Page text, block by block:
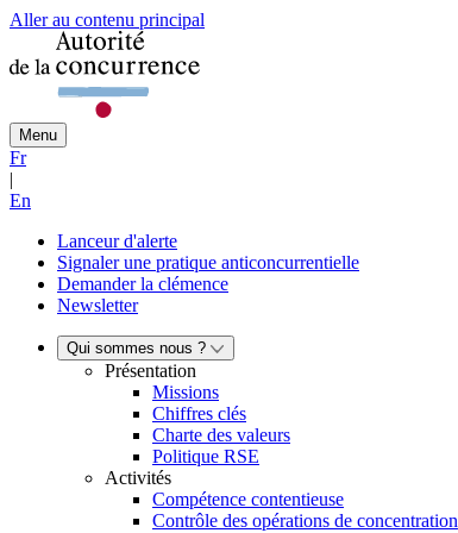
Aller au contenu principal
Menu
Fr
|
En
Lanceur d'alerte
Signaler une pratique anticoncurrentielle
Demander la clémence
Newsletter
Qui sommes nous ?
Présentation
Missions
Chiffres clés
Charte des valeurs
Politique RSE
Activités
Compétence contentieuse
Contrôle des opérations de concentration